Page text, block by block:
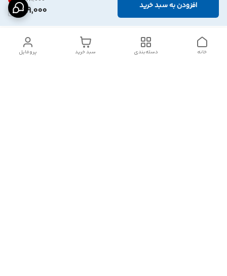
489,000 افزودن به سبد خرید
پروفایل سبد خرید دسته‌بندی خانه